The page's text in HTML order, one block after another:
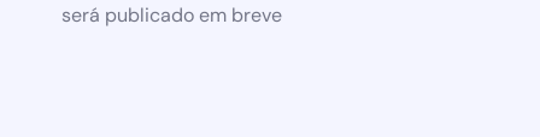
será publicado em breve